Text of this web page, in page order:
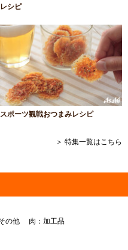
レシピ
スポーツ観戦おつまみレシピ
＞ 特集一覧はこちら
の他 肉：加工品